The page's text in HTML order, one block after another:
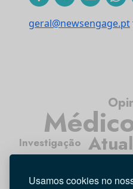
Usamos cookies no
geral@newsengage.pt
Higiene
Investigação